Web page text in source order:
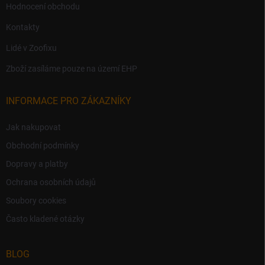
Hodnocení obchodu
Kontakty
Lidé v Zoofixu
Zboží zasíláme pouze na území EHP
INFORMACE PRO ZÁKAZNÍKY
Jak nakupovat
Obchodní podmínky
Dopravy a platby
Ochrana osobních údajů
Soubory cookies
Často kladené otázky
BLOG